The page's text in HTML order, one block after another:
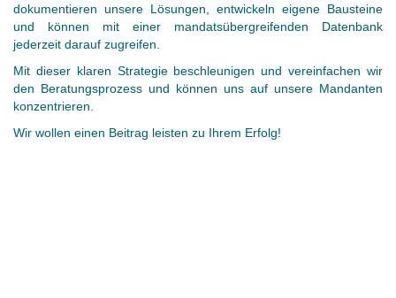
dokumentieren unsere Lösungen, entwickeln eigene Bausteine
und können mit einer mandatsübergreifenden Datenbank
jederzeit darauf zugreifen.
Mit dieser klaren Strategie beschleunigen und vereinfachen wir
den Beratungsprozess und können uns auf unsere Mandanten
konzentrieren.
Wir wollen einen Beitrag leisten zu Ihrem Erfolg!